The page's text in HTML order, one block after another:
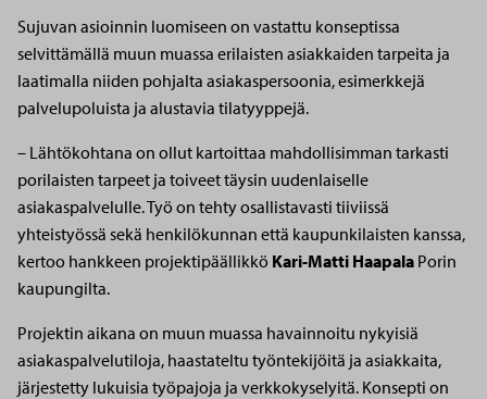
Sujuvan asioinnin luomiseen on vastattu konseptissa
selvittämällä muun muassa erilaisten asiakkaiden tarpeita ja
laatimalla niiden pohjalta asiakaspersoonia, esimerkkejä
palvelupoluista ja alustavia tilatyyppejä.
– Lähtökohtana on ollut kartoittaa mahdollisimman tarkasti
porilaisten tarpeet ja toiveet täysin uudenlaiselle
asiakaspalvelulle. Työ on tehty osallistavasti tiiviissä
yhteistyössä sekä henkilökunnan että kaupunkilaisten kanssa,
kertoo hankkeen projektipäällikkö Kari-Matti Haapala Porin
kaupungilta.
Projektin aikana on muun muassa havainnoitu nykyisiä
asiakaspalvelutiloja, haastateltu työntekijöitä ja asiakkaita,
järjestetty lukuisia työpajoja ja verkkokyselyitä. Konsepti on